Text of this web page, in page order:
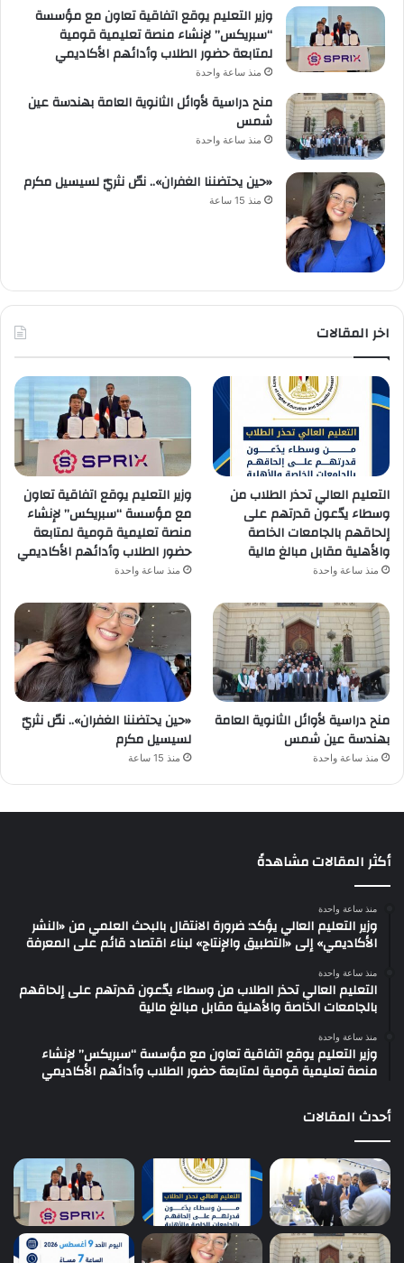
وزير التعليم يوقع اتفاقية تعاون مع مؤسسة
“سبريكس” لإنشاء منصة تعليمية قومية
لمتابعة حضور الطلاب وأدائهم الأكاديمي
منذ ساعة واحدة
منح دراسية لأوائل الثانوية العامة بهندسة عين
شمس
منذ ساعة واحدة
«حين يحتضننا الغفران».. نصّ نثريّ لسيسيل مكرم
منذ 15 ساعة
اخر المقالات
التعليم العالي تحذر الطلاب من
وسطاء يدّعون قدرتهم على
إلحاقهم بالجامعات الخاصة
والأهلية مقابل مبالغ مالية
منذ ساعة واحدة
وزير التعليم يوقع اتفاقية تعاون
مع مؤسسة “سبريكس” لإنشاء
منصة تعليمية قومية لمتابعة
حضور الطلاب وأدائهم الأكاديمي
منذ ساعة واحدة
منح دراسية لأوائل الثانوية العامة
بهندسة عين شمس
منذ ساعة واحدة
«حين يحتضننا الغفران».. نصّ نثريّ
لسيسيل مكرم
منذ 15 ساعة
أكثر المقالات مشاهدةً
منذ ساعة واحدة
وزير التعليم العالي يؤكد: ضرورة الانتقال بالبحث العلمي من «النشر
الأكاديمي» إلى «التطبيق والإنتاج» لبناء اقتصاد قائم على المعرفة
منذ ساعة واحدة
التعليم العالي تحذر الطلاب من وسطاء يدّعون قدرتهم على إلحاقهم
بالجامعات الخاصة والأهلية مقابل مبالغ مالية
منذ ساعة واحدة
وزير التعليم يوقع اتفاقية تعاون مع مؤسسة “سبريكس” لإنشاء
منصة تعليمية قومية لمتابعة حضور الطلاب وأدائهم الأكاديمي
أحدث المقالات